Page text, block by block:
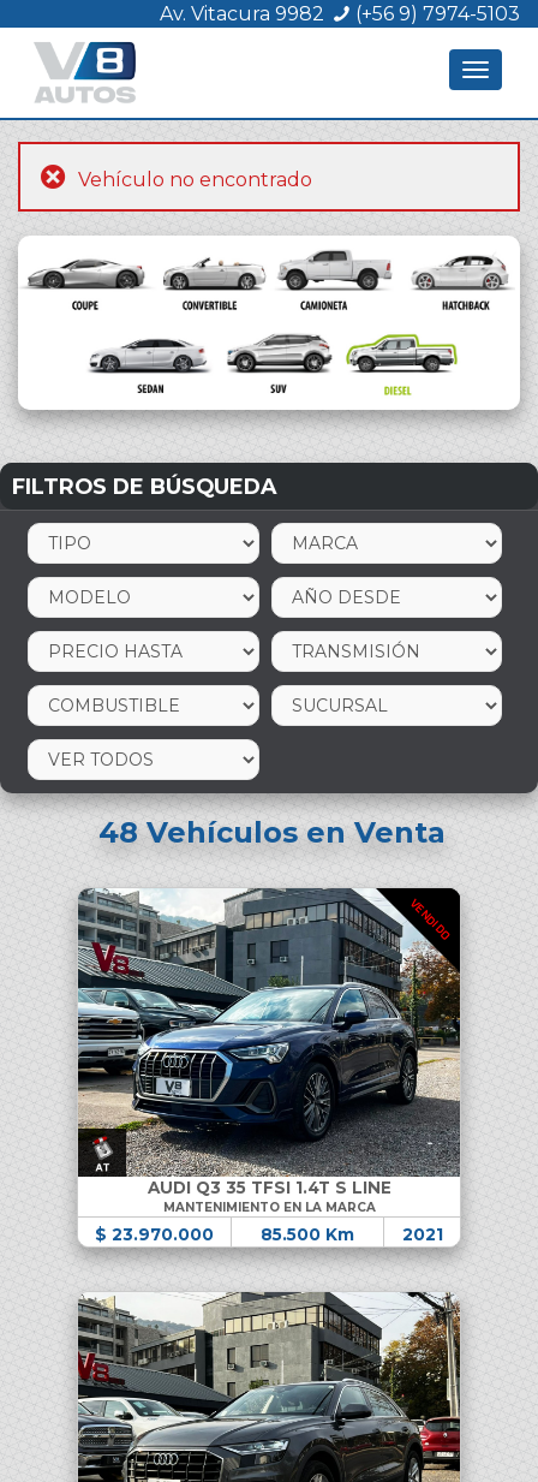
Av. Vitacura 9982 (+56 9) 7974-5103
Toggle
Vehículo no encontrado
FILTROS DE BÚSQUEDA
48Vehículos en Venta
VENDIDO
AUDI Q3 35 TFSI 1.4T S LINE
MANTENIMIENTO EN LA MARCA
$ 23.970.000 85.500 Km 2021